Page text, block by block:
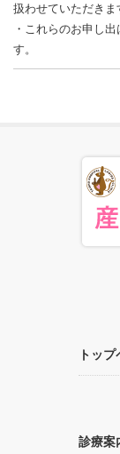
扱わせていただきま
・これらのお申し
す。
トッ
診療案